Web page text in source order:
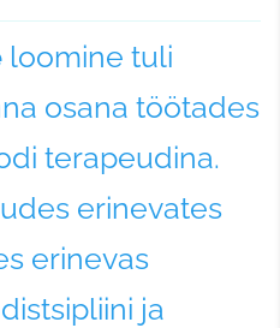
loomine tuli
osana töötades
terapeudina.
erinevates
erinevas
ja